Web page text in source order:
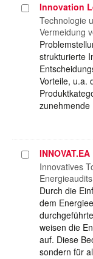
Projekt
auswählen
Innovation
Technologie
Vermeidung
strukturierte
Vorteile, u.a.
Projekt
auswählen
INNOVAT.EA
Innovatives
Energieaudits
Durch die
dem
weisen die
auf. Diese
sondern für